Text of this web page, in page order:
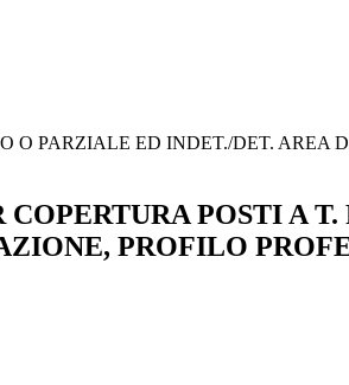
O PARZIALE ED INDET./DET. AREA
POSTI A
PROFILO